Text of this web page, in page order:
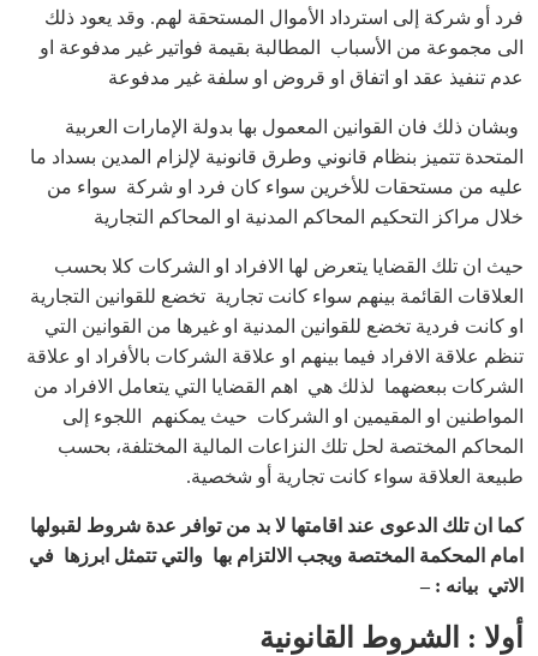
فرد أو شركة إلى استرداد الأموال المستحقة لهم. وقد يعود ذلك
الى مجموعة من الأسباب المطالبة بقيمة فواتير غير مدفوعة او
عدم تنفيذ عقد او اتفاق او قروض او سلفة غير مدفوعة
وبشان ذلك فان القوانين المعمول بها بدولة الإمارات العربية
المتحدة تتميز بنظام قانوني وطرق قانونية لإلزام المدين بسداد ما
عليه من مستحقات للأخرين سواء كان فرد او شركة سواء من
خلال مراكز التحكيم المحاكم المدنية او المحاكم التجارية
حيث ان تلك القضايا يتعرض لها الافراد او الشركات كلا بحسب
العلاقات القائمة بينهم سواء كانت تجارية تخضع للقوانين التجارية
او كانت فردية تخضع للقوانين المدنية او غيرها من القوانين التي
تنظم علاقة الافراد فيما بينهم او علاقة الشركات بالأفراد او علاقة
الشركات ببعضهما لذلك هي اهم القضايا التي يتعامل الافراد من
المواطنين او المقيمين او الشركات حيث يمكنهم اللجوء إلى
المحاكم المختصة لحل تلك النزاعات المالية المختلفة، بحسب
طبيعة العلاقة سواء كانت تجارية أو شخصية.
كما ان تلك الدعوى عند اقامتها لا بد من توافر عدة شروط لقبولها
امام المحكمة المختصة ويجب الالتزام بها والتي تتمثل ابرزها في
الاتي بيانه : –
أولا : الشروط القانونية